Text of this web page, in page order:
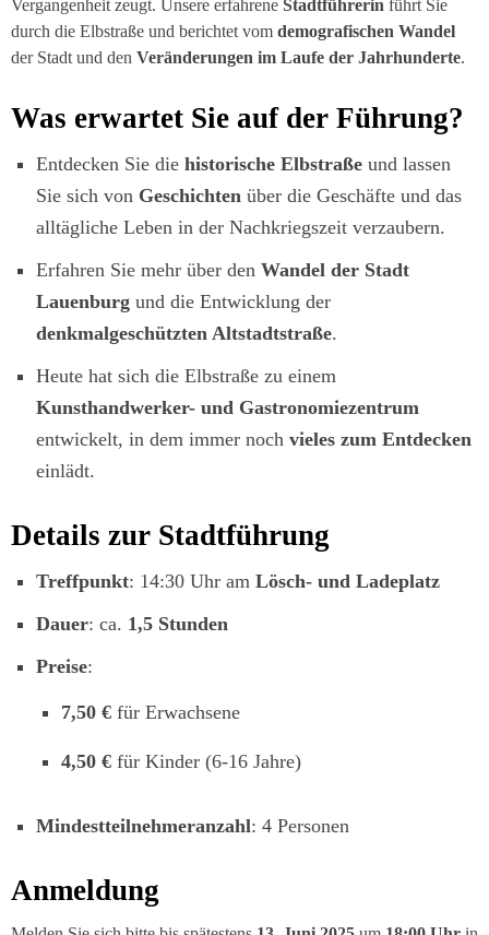
Vergangenheit zeugt. Unsere erfahrene Stadtführerin führt Sie
durch die Elbstraße und berichtet vom demografischen Wandel
der Stadt und den Veränderungen im Laufe der Jahrhunderte.
Was erwartet Sie auf der Führung?
Entdecken Sie die historische Elbstraße und lassen
Sie sich von Geschichten über die Geschäfte und das
alltägliche Leben in der Nachkriegszeit verzaubern.
Erfahren Sie mehr über den Wandel der Stadt
Lauenburg und die Entwicklung der
denkmalgeschützten Altstadtstraße.
Heute hat sich die Elbstraße zu einem
Kunsthandwerker- und Gastronomiezentrum
entwickelt, in dem immer noch vieles zum Entdecken
einlädt.
Details zur Stadtführung
Treffpunkt: 14:30 Uhr am Lösch- und Ladeplatz
Dauer: ca. 1,5 Stunden
Preise:
7,50 € für Erwachsene
4,50 € für Kinder (6-16 Jahre)
Mindestteilnehmeranzahl: 4 Personen
Anmeldung